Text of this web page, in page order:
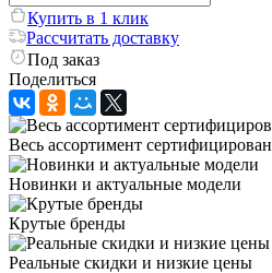
Купить в 1 клик
Рассчитать доставку
Под заказ
Поделиться
Весь ассортимент сертифицирован
Новинки и актуальные модели
Крутые бренды
Реальные скидки и низкие цены